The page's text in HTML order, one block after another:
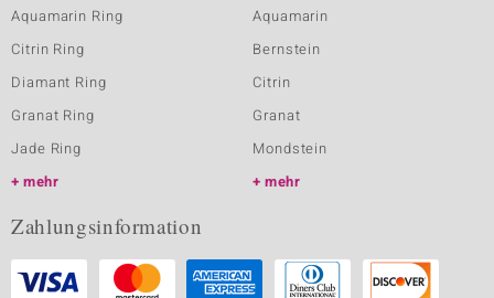
Aquamarin Ring
Citrin Ring
Diamant Ring
Granat Ring
Jade Ring
mehr
Aquamarin
Bernstein
Citrin
Granat
Mondstein
mehr
Zahlungsinformation